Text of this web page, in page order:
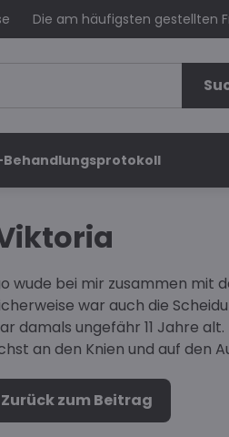
Die am häufigsten gestellten
wude bei mir zusammen mit
war auch die
damals ungefähr 11 Jahre
an den Knien und auf den
Zurück zum Beitrag